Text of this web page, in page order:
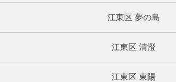
江東区 夢の島
江東区 清澄
江東区 東陽